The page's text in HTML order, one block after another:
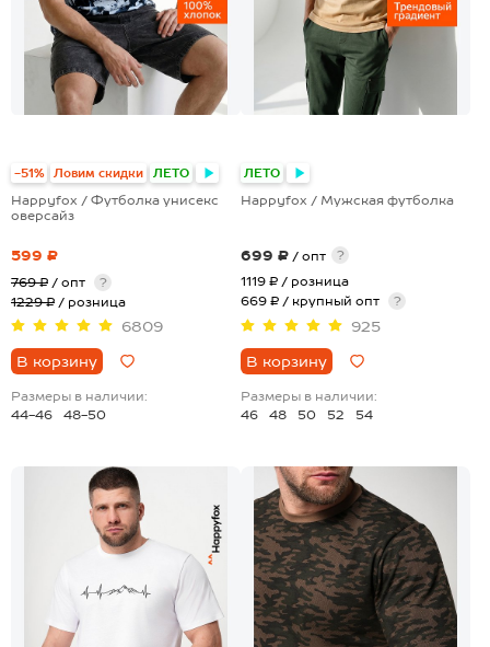
-51% Ловим скидки ЛЕТО
Happyfox / Футболка унисекс
оверсайз
599 ₽
769 ₽ / опт
?
1229 ₽ / розница
6809
В корзину
Размеры в наличии:
44-46
48-50
ЛЕТО
Happyfox / Мужская футболка
699 ₽ / опт
?
1119 ₽ / розница
669 ₽ / крупный опт
?
925
В корзину
Размеры в наличии:
46
48 50 52 54